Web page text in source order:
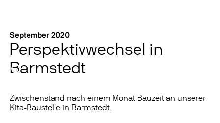
September 2020
Perspektivwechsel in
Barmstedt
Zwischenstand nach einem Monat Bauzeit an unserer
Kita-Baustelle in Barmstedt.